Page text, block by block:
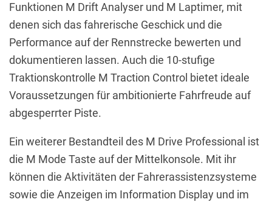
Funktionen M Drift Analyser und M Laptimer, mit
denen sich das fahrerische Geschick und die
Performance auf der Rennstrecke bewerten und
dokumentieren lassen. Auch die 10-stufige
Traktionskontrolle M Traction Control bietet ideale
Voraussetzungen für ambitionierte Fahrfreude auf
abgesperrter Piste.
Ein weiterer Bestandteil des M Drive Professional ist
die M Mode Taste auf der Mittelkonsole. Mit ihr
können die Aktivitäten der Fahrerassistenzsysteme
sowie die Anzeigen im Information Display und im